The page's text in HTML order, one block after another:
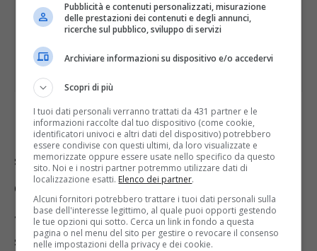
Bisogna anche fare una piccola analisi
sull’apporto di Camarda con la maglia
che scotta, quella dellaprima squadra
Sonosei le partite disputatein
stagione tracampionato e Champions
Pubblicità e contenuti personalizzati, misurazione
delle prestazioni dei contenuti e degli annunci,
ricerche sul pubblico, sviluppo di servizi
Archiviare informazioni su dispositivo e/o accedervi
Scopri di più
I tuoi dati personali verranno trattati da 431 partner e le
informazioni raccolte dal tuo dispositivo (come cookie,
identificatori univoci e altri dati del dispositivo) potrebbero
essere condivise con questi ultimi, da loro visualizzate e
memorizzate oppure essere usate nello specifico da questo
sito. Noi e i nostri partner potremmo utilizzare dati di
localizzazione esatti. Elenco dei partner.
Alcuni fornitori potrebbero trattare i tuoi dati personali sulla
base dell'interesse legittimo, al quale puoi opporti gestendo
le tue opzioni qui sotto. Cerca un link in fondo a questa
pagina o nel menu del sito per gestire o revocare il consenso
nelle impostazioni della privacy e dei cookie.